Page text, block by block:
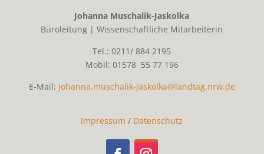
Johanna Muschalik-Jaskolka
Büroleitung | Wissenschaftliche Mitarbeiterin
Tel.: 0211/ 884 2195
Mobil: 01578 55 77 196
E-Mail: johanna.muschalik-jaskolka@landtag.nrw.de
Impressum / Datenschutz